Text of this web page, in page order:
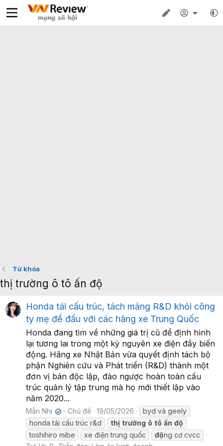
Từ khóa
thị trường ô tô ấn độ
Honda tái cấu trúc, tách mảng R&D khỏi công
ty mẹ để đấu với các hãng xe Trung Quốc
Honda đang tìm về những giá trị cũ để định hình
lại tương lai trong một kỷ nguyên xe điện đầy biến
động. Hãng xe Nhật Bản vừa quyết định tách bộ
phận Nghiên cứu và Phát triển (R&D) thành một
đơn vị bán độc lập, đảo ngược hoàn toàn cấu
trúc quản lý tập trung mà họ mới thiết lập vào
năm 2020...
Mẫn Nhi ✔ Chủ đề 19/05/2026
byd và geely
honda tái cấu trúc r&d
thị trường ô tô ấn độ
toshihiro mibe
xe điện trung quốc động cơ cvcc